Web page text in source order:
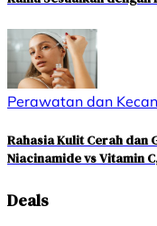
Perawatan dan
Rahasia Kulit Cerah dan
Niacinamide vs Vitamin
Deals